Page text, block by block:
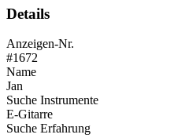
Details
Anzeigen-Nr.
#1672
Name
Jan
Suche Instrumente
E-Gitarre
Suche Erfahrung